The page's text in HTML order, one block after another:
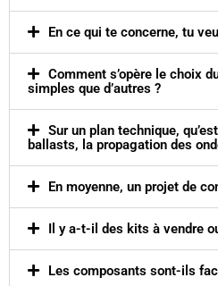
En ce qui te concerne, tu
Comment s’opère le choix
simples que d’autres ?
Sur un plan technique,
ballasts, la propagation des
En moyenne, un projet de
Il y a-t-il des kits à vendre
Les composants sont-ils